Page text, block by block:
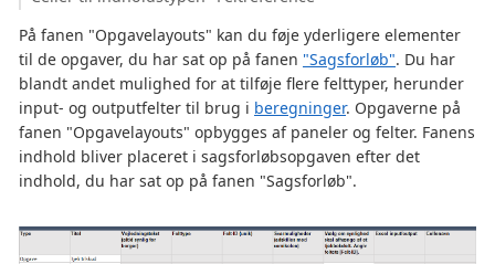
På fanen "Opgavelayouts" kan du føje yderligere elementer
til de opgaver, du har sat op på fanen "Sagsforløb". Du har
blandt andet mulighed for at tilføje flere felttyper, herunder
input- og outputfelter til brug i beregninger. Opgaverne på
fanen "Opgavelayouts" opbygges af paneler og felter. Fanens
indhold bliver placeret i sagsforløbsopgaven efter det
indhold, du har sat op på fanen "Sagsforløb".